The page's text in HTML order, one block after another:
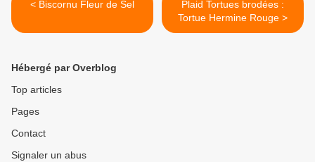
< Biscornu Fleur de Sel
Plaid Tortues brodées :
Tortue Hermine Rouge >
Hébergé par Overblog
Top articles
Pages
Contact
Signaler un abus